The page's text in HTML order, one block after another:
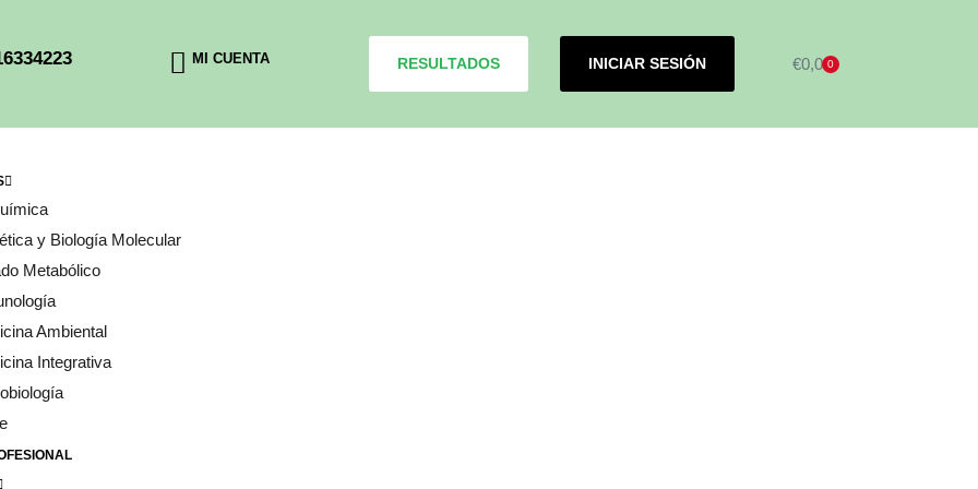
MI CUENTA RESULTADOS INICIAR SESIÓN €0,000
y Biología Molecular
Metabólico
Ambiental
Integrativa